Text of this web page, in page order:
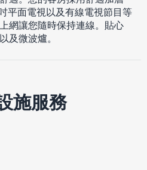
平面電視以及有線電視節目等
網讓您隨時保持連線。貼心
及微波爐。
施服務